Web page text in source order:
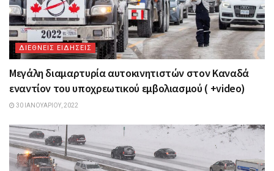
ΔΙΕΘΝΕΙΣ ΕΙΔΗΣΕΙΣ
Μεγάλη διαμαρτυρία αυτοκινητιστών στον Καναδά
εναντίον του υποχρεωτικού εμβολιασμού ( +video)
30 ΙΑΝΟΥΑΡΊΟΥ, 2022